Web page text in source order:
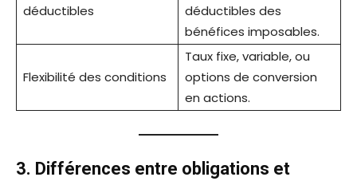
déductibles
déductibles des
bénéfices imposables.
Flexibilité des conditions
Taux fixe, variable, ou
options de conversion
en actions.
3. Différences entre obligations et